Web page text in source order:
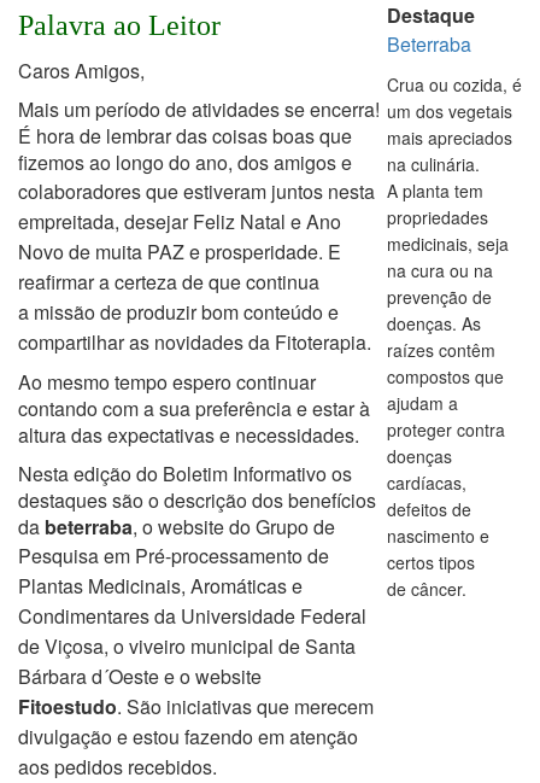
Palavra ao Leitor
Caros Amigos,
Mais um período de atividades se encerra!
É hora de lembrar das coisas boas que
fizemos ao longo do ano, dos amigos e
colaboradores queestiveram juntos nesta
empreitada, desejar Feliz Natal e Ano
Novo de muita PAZ e prosperidade. E
reafirmar a certeza de que continua
a missão de produzir bom conteúdo e
compartilhar as novidades da Fitoterapia.
Ao mesmo tempo espero continuar
contando com a sua preferência e estar à
altura das expectativas e necessidades.
Nesta edição do Boletim Informativo os
destaques são o descrição dos benefícios
da beterraba, o website do Grupo de
Pesquisa em Pré-processamento de
Plantas Medicinais, Aromáticas e
Condimentares da Universidade Federal
de Viçosa, o viveiro municipal de Santa
Bárbara d´Oeste e o website
Fitoestudo. São iniciativas que merecem
divulgação e estou fazendo em atenção
aos pedidos recebidos.
Destaque
Beterraba
Crua ou cozida, é
um dos vegetais
mais apreciados
na culinária.
A planta tem
propriedades
medicinais, seja
na cura ou na
prevenção de
doenças. As
raízes contêm
compostos que
ajudam a
proteger contra
doenças
cardíacas,
defeitos de
nascimento e
certos tipos
de câncer.